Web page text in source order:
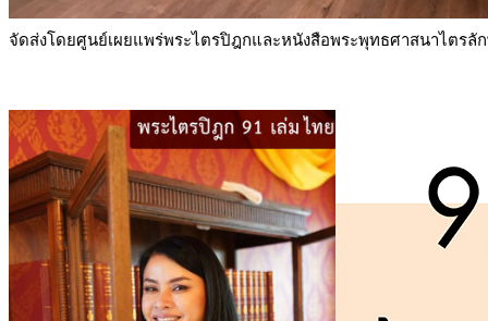
จัดส่งโดยศูนย์เผยแพร่พระไตรปิฎกและหนังสือพระพุทธศาสนาไตรลั